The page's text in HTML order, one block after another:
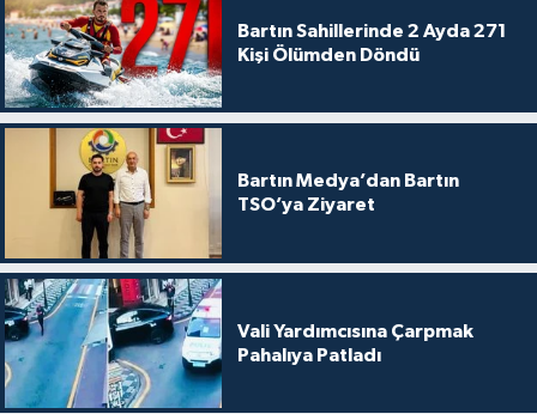
Bartın Sahillerinde 2 Ayda 271
Kişi Ölümden Döndü
Bartın Medya’dan Bartın
TSO’ya Ziyaret
Vali Yardımcısına Çarpmak
Pahalıya Patladı